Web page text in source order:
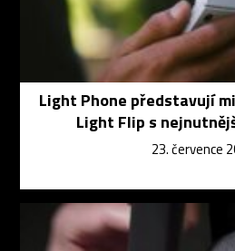
Light Phone představují
Light Flip s
23. července